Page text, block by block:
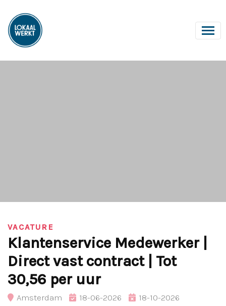
VACATURE
Klantenservice Medewerker |
Direct vast contract | Tot
30,56 per uur
Amsterdam 18-06-2026 18-10-2026